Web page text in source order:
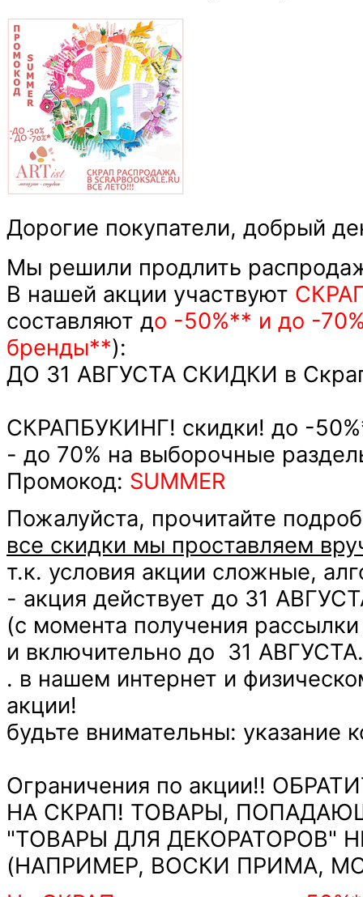
Дорогие покупатели, добрый
Мы решили продлить
В нашей акции участвуют
составляют до -50%** и до -
бренды**):
ДО 31 АВГУСТА СКИДКИ в
СКРАПБУКИНГ! скидки! до -
- до 70% на выборочные
Промокод: SUMMER
Пожалуйста, прочитайте
все скидки мы проставляем
т.к. условия акции сложные,
- акция действует до 31
(с момента получения
и включительно до 31 АВГУСТА.
. в нашем интернет и
акции!
будьте внимательны: указание
Ограничения по акции!!
НА СКРАП! ТОВАРЫ,
"ТОВАРЫ ДЛЯ ДЕКОРАТОРОВ"
(НАПРИМЕР, ВОСКИ ПРИМА,